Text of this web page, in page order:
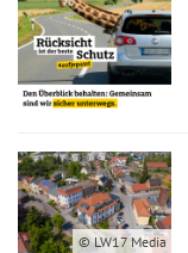
© LW17 Media